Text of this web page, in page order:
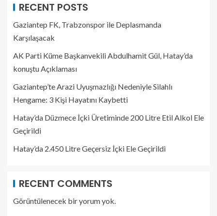
RECENT POSTS
Gaziantep FK, Trabzonspor ile Deplasmanda
Karşılaşacak
AK Parti Küme Başkanvekili Abdulhamit Gül, Hatay’da
konuştu Açıklaması
Gaziantep’te Arazi Uyuşmazlığı Nedeniyle Silahlı
Hengame: 3 Kişi Hayatını Kaybetti
Hatay’da Düzmece İçki Üretiminde 200 Litre Etil Alkol Ele
Geçirildi
Hatay’da 2.450 Litre Geçersiz İçki Ele Geçirildi
RECENT COMMENTS
Görüntülenecek bir yorum yok.